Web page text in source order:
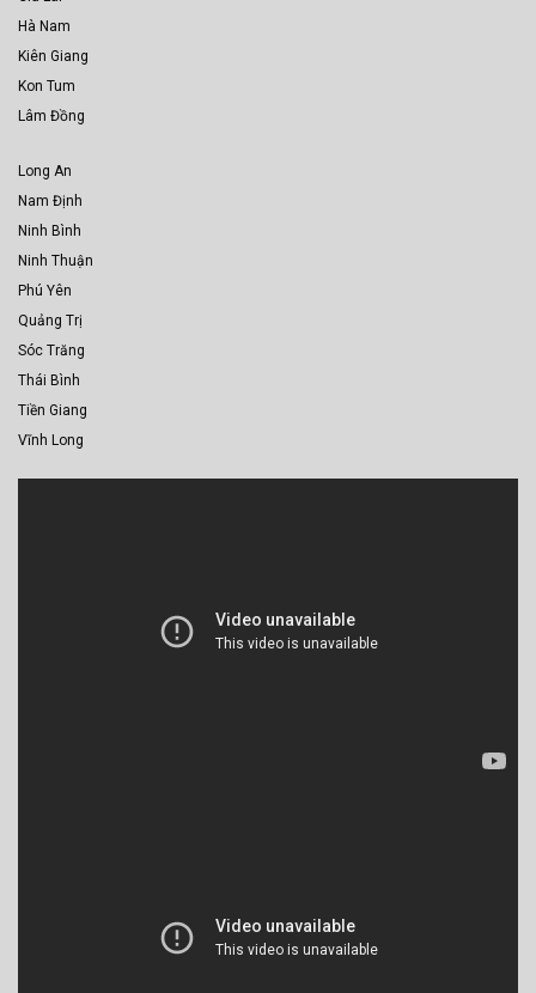
Hà Nam
Kiên Giang
Kon Tum
Lâm Đồng
Long An
Nam Định
Ninh Bình
Ninh Thuận
Phú Yên
Quảng Trị
Sóc Trăng
Thái Bình
Tiền Giang
Vĩnh Long